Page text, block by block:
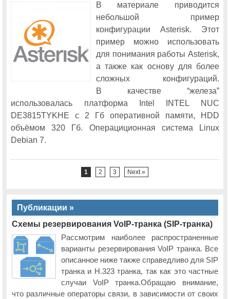
В материале приводится
небольшой пример
конфигурации Asterisk. Этот
пример можно использовать
для понимания работы Asterisk,
а также как основу для более
сложных конфигураций.
В качестве “железа”
использовалась платформа Intel INTEL NUC
DE3815TYKHE с 2 Гб оперативной памяти, HDD
объёмом 320 Гб. Операциционная система Linux
Debian 7.
1 2 3 Next »
Публикации »
Схемы резервирования VoIP-транка (SIP-транка)
Рассмотрим наиболее распространенные
варианты резервирования VoIP транка. Все
описанное ниже также справедливо для SIP
транка и H.323 транка, так как это частные
случаи VoIP транка.Обращаю внимание,
что различные операторы связи, в зависимости от своих